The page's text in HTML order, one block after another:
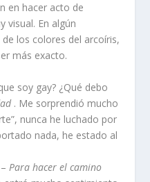
en hacer acto de
visual. En algún
los colores del arcoíris,
más exacto.
soy gay? ¿Qué debo
. Me sorprendió mucho
nunca he luchado por
nada, he estado al
Para hacer el camino